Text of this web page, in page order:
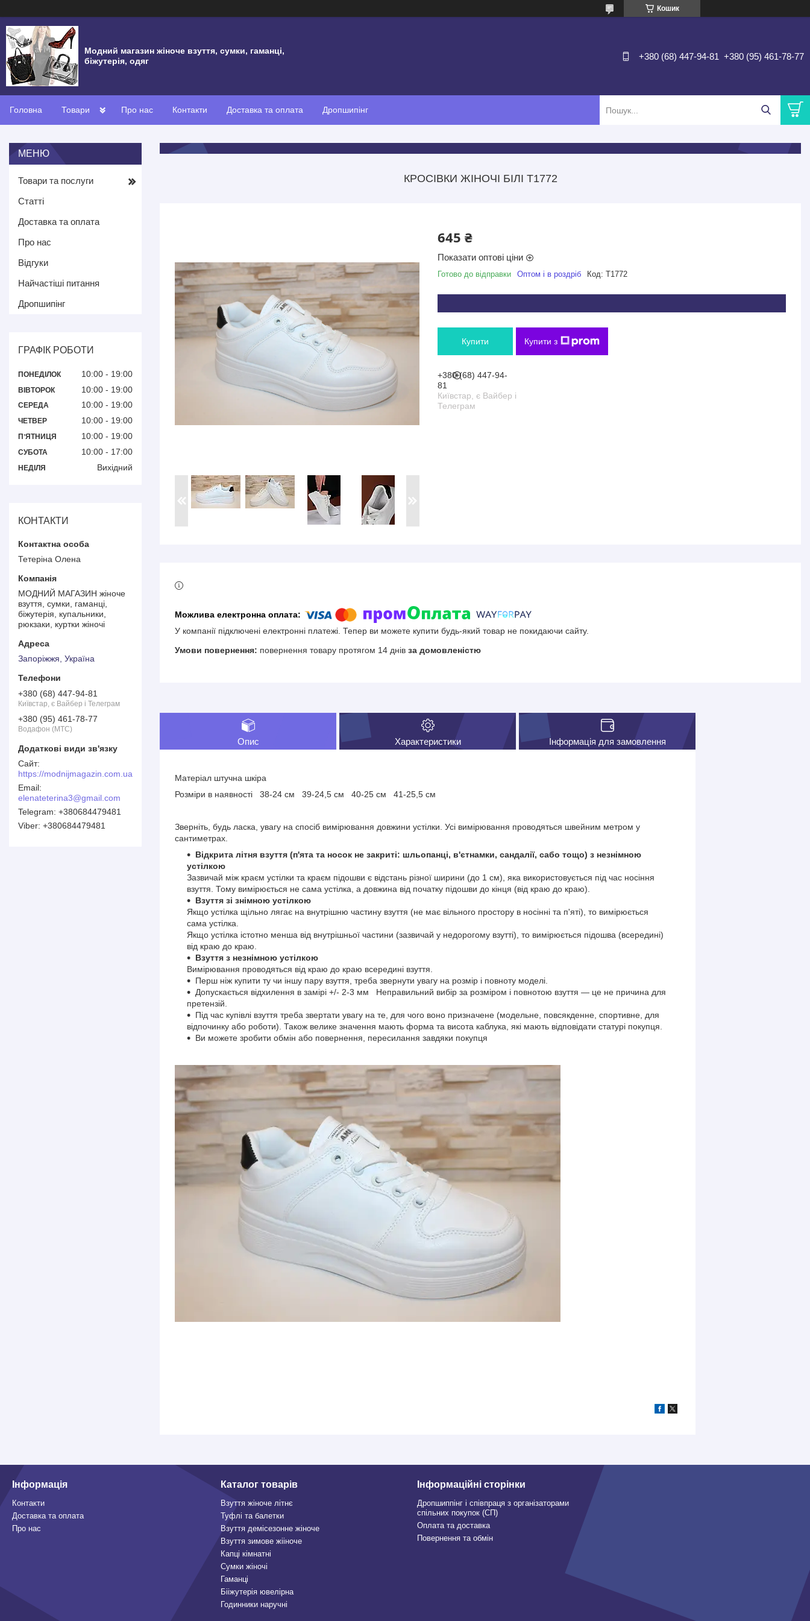
Кошик
Модний магазин жіноче взуття, сумки, гаманці,
біжутерія, одяг
+380 (68) 447-94-81 +380 (95) 461-78-77
Головна Товари Про нас Контакти Доставка та оплата Дропшипінг
КРОСІВКИ ЖІНОЧІ БІЛІ Т1772
645 ₴
Показати оптові ціни
Готово до відправки Оптом і в роздріб Код: Т1772
Купити Купити з
+380 (68) 447-94-
81
Київстар, є Вайбер і
Телеграм
У компанії підключені електронні платежі. Тепер ви можете купити будь-який товар не покидаючи сайту.
повернення товару протягом 14 днів за домовленістю
Опис Характеристики Інформація для замовлення
Матеріал штучна шкіра
Розміри в наявності 38-24 см 39-24,5 см 40-25 см 41-25,5 см
Зверніть, будь ласка, увагу на спосіб вимірювання довжини устілки. Усі вимірювання проводяться швейним метром у
сантиметрах.
Відкрита літня взуття (п'ята та носок не закриті: шльопанці, в'єтнамки, сандалії, сабо тощо) з незнімною
устілкою
Зазвичай між краєм устілки та краєм підошви є відстань різної ширини (до 1 см), яка використовується під час носіння
взуття. Тому вимірюється не сама устілка, а довжина від початку підошви до кінця (від краю до краю).
Взуття зі знімною устілкою
Якщо устілка щільно лягає на внутрішню частину взуття (не має вільного простору в носінні та п'яті), то вимірюється
сама устілка.
Якщо устілка істотно менша від внутрішньої частини (зазвичай у недорогому взутті), то вимірюється підошва (всередині)
від краю до краю.
Взуття з незнімною устілкою
Вимірювання проводяться від краю до краю всередині взуття.
Перш ніж купити ту чи іншу пару взуття, треба звернути увагу на розмір і повноту моделі.
Допускається відхилення в замірі +/- 2-3 мм Неправильний вибір за розміром і повнотою взуття — це не причина для
претензій.
Під час купівлі взуття треба звертати увагу на те, для чого воно призначене (модельне, повсякденне, спортивне, для
відпочинку або роботи). Також велике значення мають форма та висота каблука, які мають відповідати статурі покупця.
Ви можете зробити обмін або повернення, пересилання завдяки покупця
Товари та послуги
Статті
Доставка та оплата
Про нас
Відгуки
Найчастіші питання
Дропшипінг
ГРАФІК РОБОТИ
ПОНЕДІЛОК 10:00 19:00
ВІВТОРОК 10:00 19:00
СЕРЕДА 10:00 19:00
ЧЕТВЕР 10:00 19:00
ПʼЯТНИЦЯ 10:00 19:00
СУБОТА 10:00 17:00
НЕДІЛЯ Вихідний
КОНТАКТИ
Тетеріна Олена
МОДНИЙ МАГАЗИН жіноче
взуття, сумки, гаманці,
біжутерія, купальники,
рюкзаки, куртки жіночі
Запоріжжя, Україна
+380 (68) 447-94-81
Київстар, є Вайбер і Телеграм
+380 (95) 461-78-77
Водафон (МТС)
https://modnijmagazin.com.ua
elenateterina3@gmail.com
+380684479481
+380684479481
Інформація
Контакти
Доставка та оплата
Про нас
Каталог товарів
Взуття жіноче літнє
Туфлі та балетки
Взуття демісезонне жіноче
Взуття зимове жііноче
Капці кімнатні
Сумки жіночі
Гаманці
Бііжутерія ювелірна
Годинники наручні
Інформаційні сторінки
Дропшиппінг і співпраця з організаторами
спільних покупок (СП)
Оплата та доставка
Повернення та обмін